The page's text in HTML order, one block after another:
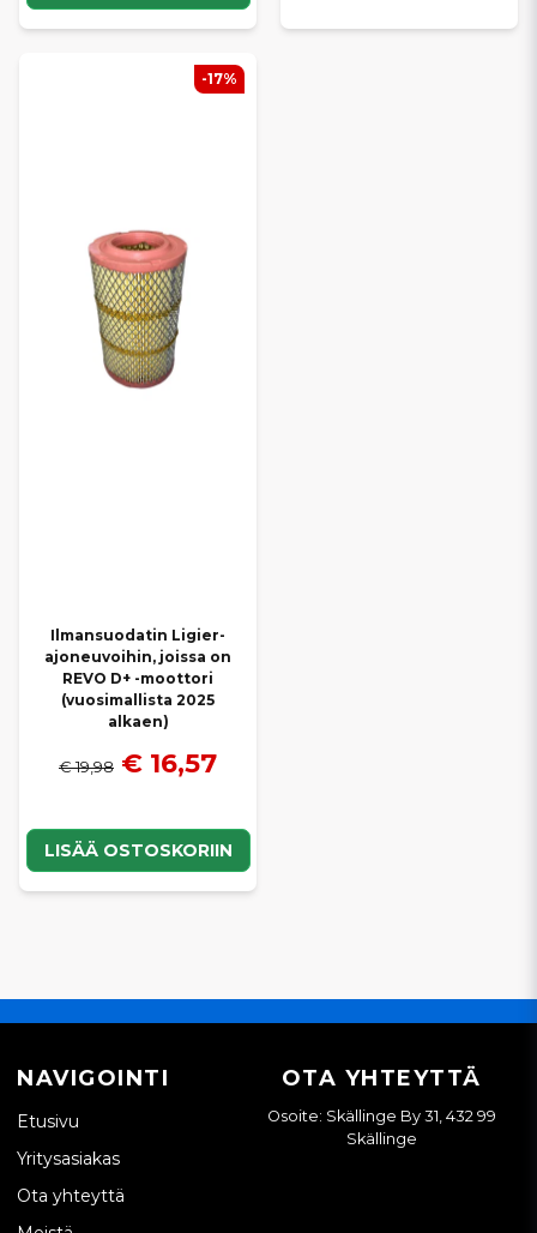
Ilmansuodatin Ligier-
ajoneuvoihin, joissa on
REVO D+ -moottori
(vuosimallista 2025
alkaen)
€ 19,98 € 16,57
LISÄÄ OSTOSKORIIN
-17%
NAVIGOINTI
Etusivu
Yritysasiakas
Ota yhteyttä
OTA YHTEYTTÄ
Osoite: Skällinge By 31, 432 99
Skällinge